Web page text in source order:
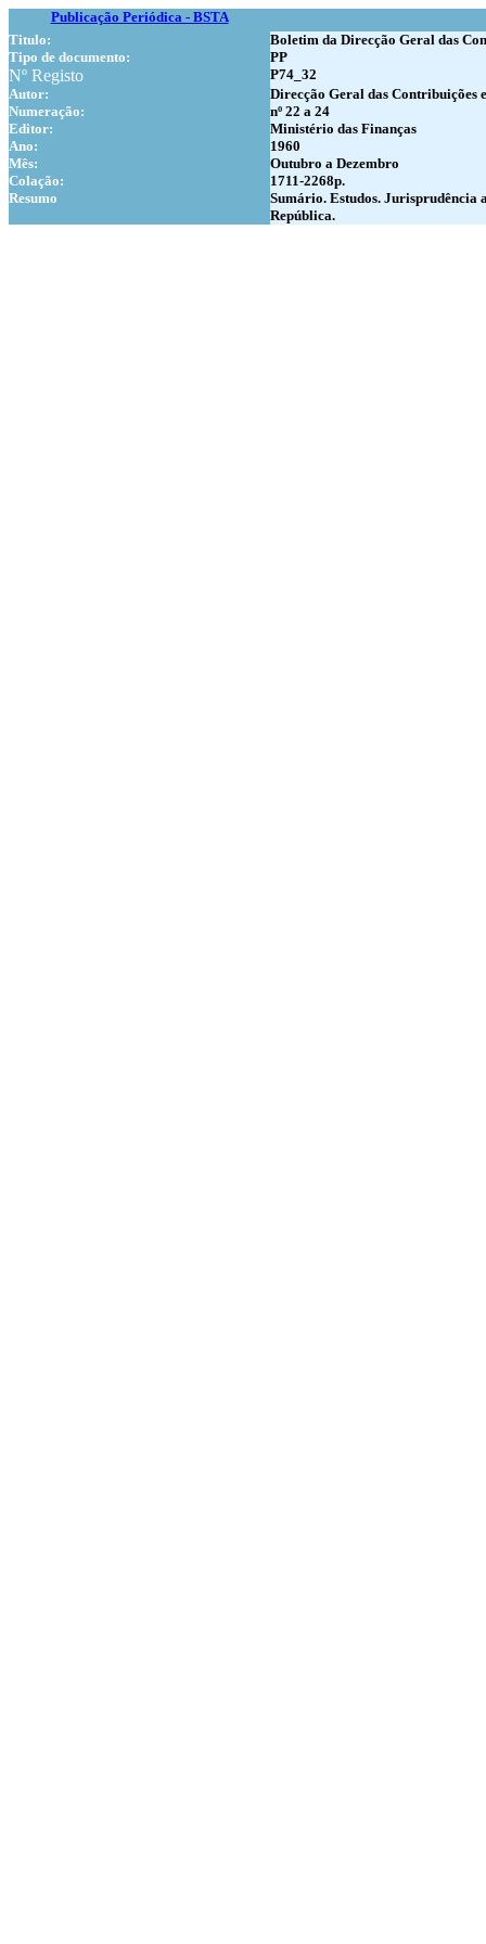
Publicação Periódica - BSTA
Titulo:
Boletim da Direcção Geral das
Tipo de documento:
PP
Nº Registo
P74_32
Autor:
Direcção Geral das Contribuições
Numeração:
nº 22 a 24
Editor:
Ministério das Finanças
Ano:
1960
Mês:
Outubro a Dezembro
Colação:
1711-2268p.
Resumo
Sumário. Estudos. Jurisprudência
República.